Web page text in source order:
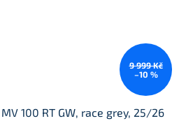
9 999 Kč
–10 %
100 RT GW, race grey, 25/26